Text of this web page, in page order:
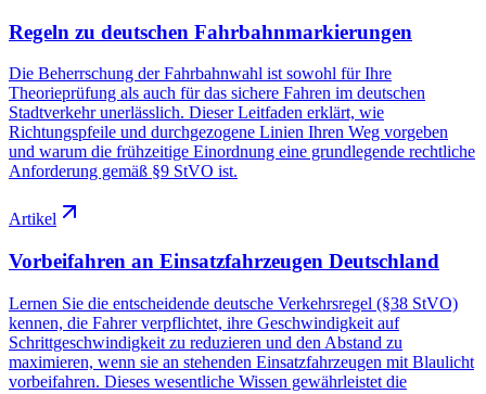
Regeln zu deutschen Fahrbahnmarkierungen
Die Beherrschung der Fahrbahnwahl ist sowohl für Ihre
Theorieprüfung als auch für das sichere Fahren im deutschen
Stadtverkehr unerlässlich. Dieser Leitfaden erklärt, wie
Richtungspfeile und durchgezogene Linien Ihren Weg vorgeben
und warum die frühzeitige Einordnung eine grundlegende rechtliche
Anforderung gemäß §9 StVO ist.
Artikel
Vorbeifahren an Einsatzfahrzeugen Deutschland
Lernen Sie die entscheidende deutsche Verkehrsregel (§38 StVO)
kennen, die Fahrer verpflichtet, ihre Geschwindigkeit auf
Schrittgeschwindigkeit zu reduzieren und den Abstand zu
maximieren, wenn sie an stehenden Einsatzfahrzeugen mit Blaulicht
vorbeifahren. Dieses wesentliche Wissen gewährleistet die